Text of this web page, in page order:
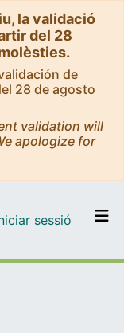
la validació
del 28
de
28 de agosto
validation will
apologize for
tot el DD
sessió (current)